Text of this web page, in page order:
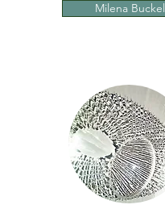
Milena Buckel